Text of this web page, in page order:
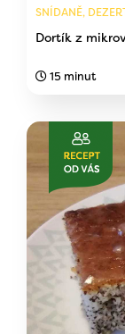
SNÍDANĚ,
Dortík z
15 minut